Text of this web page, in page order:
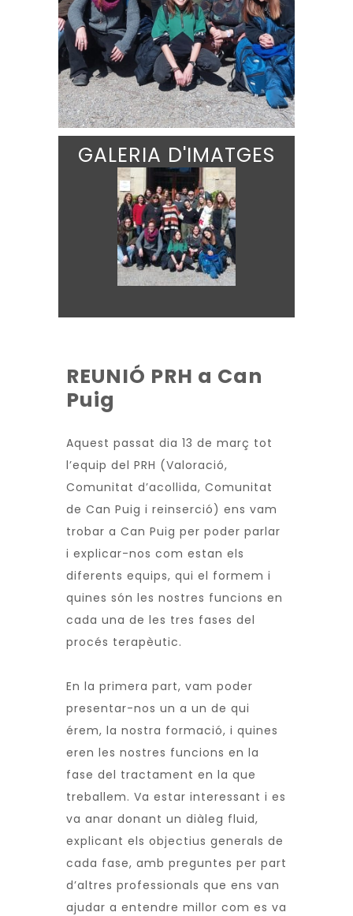
GALERIA D'IMATGES
REUNIÓ PRH a Can
Puig
Aquest passat dia 13 de març tot
l’equip del PRH (Valoració,
Comunitat d’acollida, Comunitat
de Can Puig i reinserció) ens vam
trobar a Can Puig per poder parlar
i explicar-nos com estan els
diferents equips, qui el formem i
quines són les nostres funcions en
cada una de les tres fases del
procés terapèutic.
En la primera part, vam poder
presentar-nos un a un de qui
érem, la nostra formació, i quines
eren les nostres funcions en la
fase del tractament en la que
treballem. Va estar interessant i es
va anar donant un diàleg fluid,
explicant els objectius generals de
cada fase, amb preguntes per part
d’altres professionals que ens van
ajudar a entendre millor com es va